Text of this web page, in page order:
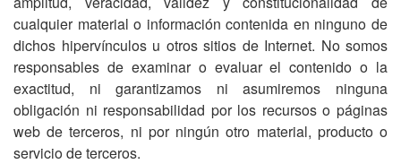
cualquier material o información contenida en ninguno de
dichos hipervínculos u otros sitios de Internet. No somos
responsables de examinar o evaluar el contenido o la
exactitud, ni garantizamos ni asumiremos ninguna
obligación ni responsabilidad por los recursos o páginas
web de terceros, ni por ningún otro material, producto o
servicio de terceros.